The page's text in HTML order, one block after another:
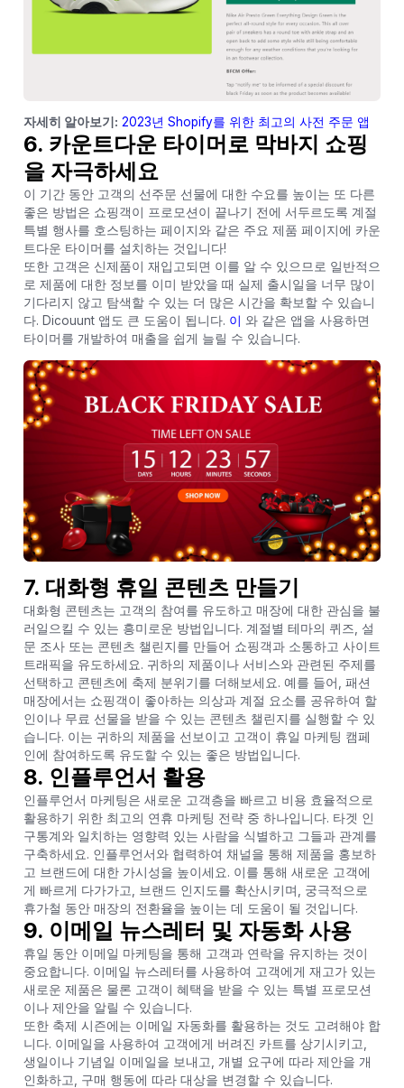
자세히 알아보기: 2023년 Shopify를 위한 최고의 사전 주문 앱
6. 카운트다운 타이머로 막바지 쇼핑
을 자극하세요
이 기간 동안 고객의 선주문 선물에 대한 수요를 높이는 또 다른
좋은 방법은 쇼핑객이 프로모션이 끝나기 전에 서두르도록 계절
특별 행사를 호스팅하는 페이지와 같은 주요 제품 페이지에 카운
트다운 타이머를 설치하는 것입니다!
또한 고객은 신제품이 재입고되면 이를 알 수 있으므로 일반적으
로 제품에 대한 정보를 이미 받았을 때 실제 출시일을 너무 많이
기다리지 않고 탐색할 수 있는 더 많은 시간을 확보할 수 있습니
다. Dicouunt 앱도 큰 도움이 됩니다. 이 와 같은 앱을 사용하면
타이머를 개발하여 매출을 쉽게 늘릴 수 있습니다.
7. 대화형 휴일 콘텐츠 만들기
대화형 콘텐츠는 고객의 참여를 유도하고 매장에 대한 관심을 불
러일으킬 수 있는 흥미로운 방법입니다. 계절별 테마의 퀴즈, 설
문 조사 또는 콘텐츠 챌린지를 만들어 쇼핑객과 소통하고 사이트
트래픽을 유도하세요. 귀하의 제품이나 서비스와 관련된 주제를
선택하고 콘텐츠에 축제 분위기를 더해보세요. 예를 들어, 패션
매장에서는 쇼핑객이 좋아하는 의상과 계절 요소를 공유하여 할
인이나 무료 선물을 받을 수 있는 콘텐츠 챌린지를 실행할 수 있
습니다. 이는 귀하의 제품을 선보이고 고객이 휴일 마케팅 캠페
인에 참여하도록 유도할 수 있는 좋은 방법입니다.
8. 인플루언서 활용
인플루언서 마케팅은 새로운 고객층을 빠르고 비용 효율적으로
활용하기 위한 최고의 연휴 마케팅 전략 중 하나입니다. 타겟 인
구통계와 일치하는 영향력 있는 사람을 식별하고 그들과 관계를
구축하세요. 인플루언서와 협력하여 채널을 통해 제품을 홍보하
고 브랜드에 대한 가시성을 높이세요. 이를 통해 새로운 고객에
게 빠르게 다가가고, 브랜드 인지도를 확산시키며, 궁극적으로
휴가철 동안 매장의 전환율을 높이는 데 도움이 될 것입니다.
9. 이메일 뉴스레터 및 자동화 사용
휴일 동안 이메일 마케팅을 통해 고객과 연락을 유지하는 것이
중요합니다. 이메일 뉴스레터를 사용하여 고객에게 재고가 있는
새로운 제품은 물론 고객이 혜택을 받을 수 있는 특별 프로모션
이나 제안을 알릴 수 있습니다.
또한 축제 시즌에는 이메일 자동화를 활용하는 것도 고려해야 합
니다. 이메일을 사용하여 고객에게 버려진 카트를 상기시키고,
생일이나 기념일 이메일을 보내고, 개별 요구에 따라 제안을 개
인화하고, 구매 행동에 따라 대상을 변경할 수 있습니다.